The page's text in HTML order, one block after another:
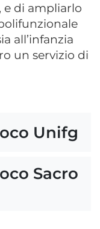
e di ampliarlo
all’infanzia
un servizio di
Unifg
Sacro